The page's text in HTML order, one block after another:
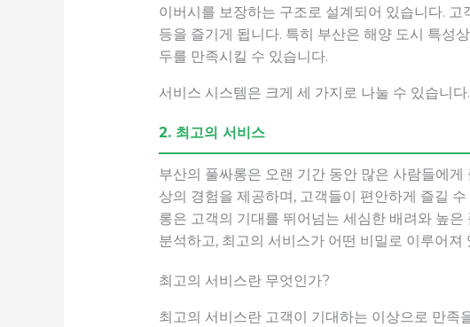
이버시를 보장하는 구조로 설계되어 있습니다.
등을 즐기게 됩니다. 특히 부산은 해양 도시 특성
두를 만족시킬 수 있습니다.
서비스 시스템은 크게 세 가지로 나눌 수 있습니
2. 최고의 서비스
부산의 풀싸롱은 오랜 기간 동안 많은 사람들에
상의 경험을 제공하며, 고객들이 편안하게 즐길
롱은 고객의 기대를 뛰어넘는 세심한 배려와 높
분석하고, 최고의 서비스가 어떤 비밀로 이루어져
최고의 서비스란 무엇인가?
최고의 서비스란 고객이 기대하는 이상으로 만족